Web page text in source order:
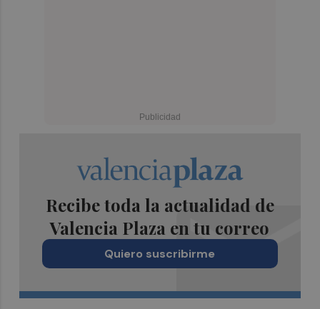
Recibe toda la actualidad de
Valencia Plaza en tu correo
Quiero suscribirme